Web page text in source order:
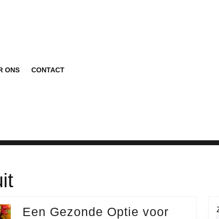
ONS CONTACT
Een Gezonde Optie voor